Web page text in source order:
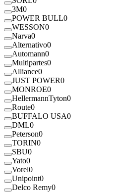
3M0
POWER BULL0
WESSON0
Narva0
Alternativo0
Automann0
Multipartes0
Alliance0
JUST POWER0
MONROE0
HellermannTyton0
Route0
BUFFALO USA0
DML0
Peterson0
TORIN0
SBU0
Yato0
Vorel0
Unipoint0
Delco Remy0